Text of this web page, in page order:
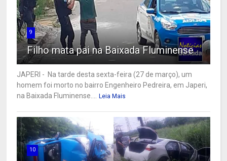
9
Filho mata pai na Baixada Fluminense
JAPERI - Na tarde desta sexta-feira (27 de março), um
homem foi morto no bairro Engenheiro Pedreira, em Japeri,
na Baixada Fluminense....
Leia Mais
10